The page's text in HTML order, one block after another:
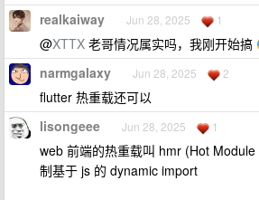
realkaiway Jun 28, 2025 1
@XTTX 老哥情况属实吗，我刚开始搞
narmgalaxy Jun 28, 2025 2
flutter 热重载还可以
lisongeee Jun 28, 2025 1
web 前端的热重载叫 hmr (Hot
制基于 js 的 dynamic import